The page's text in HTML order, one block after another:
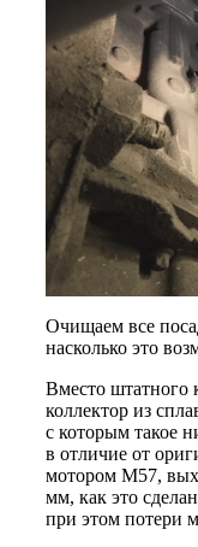
Очищаем все
насколько это
Вместо штатного
коллектор из
с которым такое
в отличие от
мотором М57,
мм, как это
при этом потери